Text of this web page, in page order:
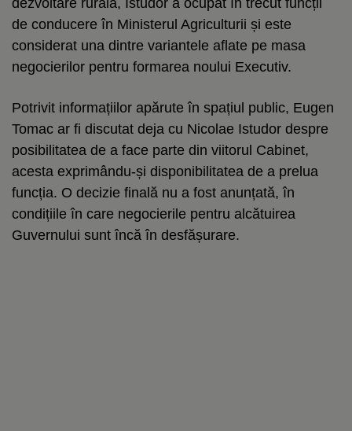
de conducere în Ministerul Agriculturii și este
considerat una dintre variantele aflate pe masa
negocierilor pentru formarea noului Executiv.
Potrivit informațiilor apărute în spațiul public, Eugen
Tomac ar fi discutat deja cu Nicolae Istudor despre
posibilitatea de a face parte din viitorul Cabinet,
acesta exprimându-și disponibilitatea de a prelua
funcția. O decizie finală nu a fost anunțată, în
condițiile în care negocierile pentru alcătuirea
Guvernului sunt încă în desfășurare.